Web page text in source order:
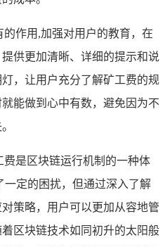
作用,加强对用户的教育，在
供更加清晰、详细的提示和说
，让用户充分了解矿工费的规
能做到心中有数，避免因为不
是区块链运行机制的一种体
定的困扰，但通过深入了解
策略，用户可以更加从容地管
区块链技术如同初升的太阳般